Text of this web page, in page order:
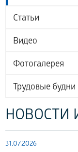
Статьи
Видео
Фотогалерея
Трудовые будни
НОВОСТИ
31.07.2026